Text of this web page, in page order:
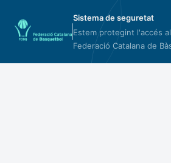
Sistema de seguretat
Estem protegint l'accés
Federació Catalana de